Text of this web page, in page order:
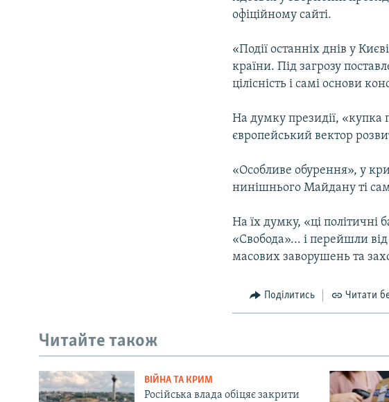
офіційному сайті.
«Події останніх днів у
країни. Під загрозу
цілісність і самі основи
На думку президії, «купка
європейський вектор
«Особливе обурення», у
нинішнього Майдану ті
На їх думку, «ці політичні
«Свобода»... і перейшли
масових заворушень та
Поділитись Читати
Читайте також
ВІЙНА ТА КРИМ
Російська влада обіцяє закрити